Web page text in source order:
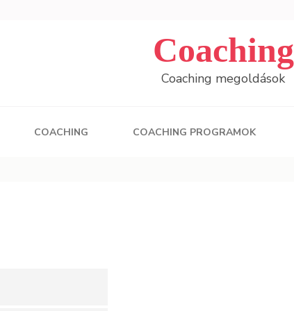
Coaching
Coaching megoldások
COACHING COACHING PROGRAMOK